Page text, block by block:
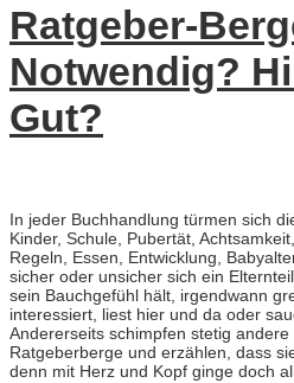
Ratgeber-
Notwendig?
Gut?
In jeder Buchhandlung türmen sich
Kinder, Schule, Pubertät,
Regeln, Essen, Entwicklung,
sicher oder unsicher sich ein
sein Bauchgefühl hält, irgendwann
interessiert, liest hier und da oder
Andererseits schimpfen stetig
Ratgeberberge und erzählen, dass
denn mit Herz und Kopf ginge doch